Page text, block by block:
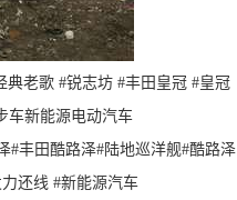
老歌 #锐志坊 #丰田皇冠 #皇冠
新能源电动汽车
丰田酷路泽#陆地巡洋舰#酷路泽
还线 #新能源汽车